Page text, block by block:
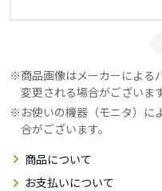
商品画像はメーカーによる
変更される場合がございます
お使いの機器（モニタ）に
合がございます。
商品について
お支払いについて